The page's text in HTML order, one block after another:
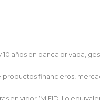
años en banca privada,
financieros,